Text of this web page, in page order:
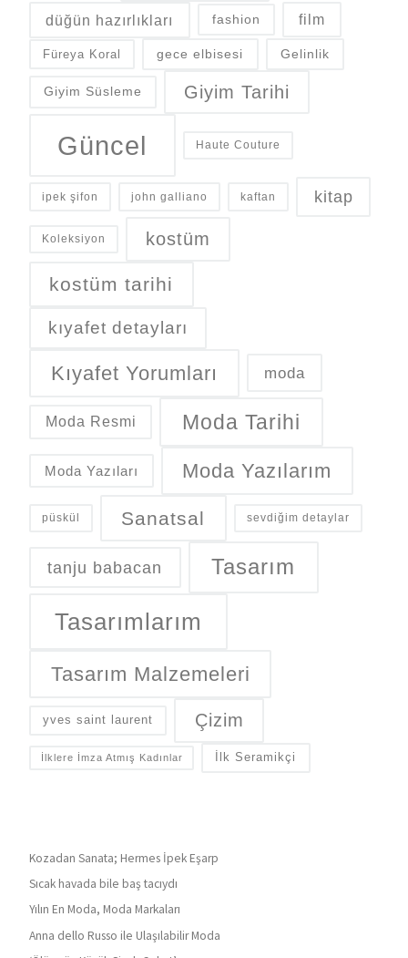
düğün hazırlıkları fashion film
Füreya Koral gece elbisesi Gelinlik
Giyim Süsleme Giyim Tarihi
Güncel Haute Couture
ipek şifon john galliano kaftan kitap
Koleksiyon kostüm
kostüm tarihi
kıyafet detayları
Kıyafet Yorumları moda
Moda Resmi Moda Tarihi
Moda Yazıları Moda Yazılarım
püskül Sanatsal sevdiğim detaylar
tanju babacan Tasarım
Tasarımlarım
Tasarım Malzemeleri
yves saint laurent Çizim
İlklere İmza Atmış Kadınlar İlk Seramikçi
Kozadan Sanata; Hermes İpek Eşarp
Sıcak havada bile baş tacıydı
Yılın En Moda, Moda Markaları
Anna dello Russo ile Ulaşılabilir Moda